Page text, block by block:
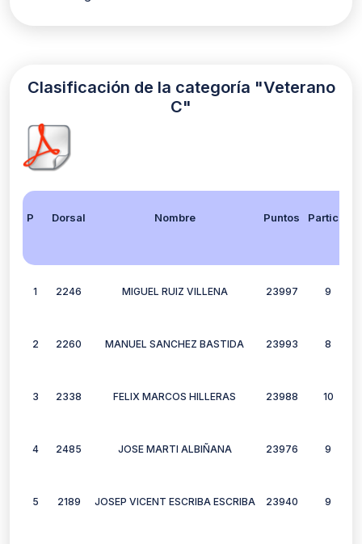
Clasificación de la categoría "Veterano
C"
Dorsal Nombre Puntos
1 2246 MIGUEL RUIZ VILLENA 23997 9
2 2260 MANUEL SANCHEZ BASTIDA 23993 8
3 2338 FELIX MARCOS HILLERAS 23988 10
4 2485 JOSE MARTI ALBIÑANA 23976 9
5 2189 JOSEP VICENT ESCRIBA ESCRIBA 23940 9